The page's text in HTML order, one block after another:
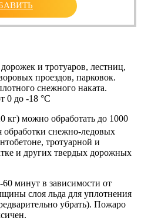
и тротуаров, лестниц,
проездов, парковок.
снежного наката.
0 до -18 °C
кг) можно обработать до 1000
обработки снежно-ледовых
тротуарной и
и других твердых дорожных
60 минут в зависимости от
слоя льда для уплотнения
убрать). Пожаро